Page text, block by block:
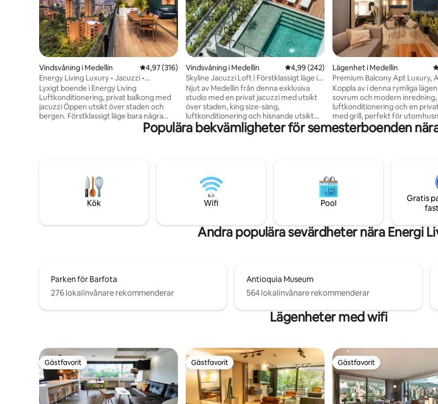
Vindsvåning i Medellín 4,97 av 5 i genomsnittligt betyg, 316 omdömen
4,97 (316)
Energy Living Luxury • Jacuzzi •
Luftkonditionering • Balkong med utsikt
Lyxigt boende i Energy Living
Luftkonditionering, privat balkong med
jacuzzi Öppen utsikt över staden och
bergen. Förstklassigt läge bara några
minuter från Provenza. Medellíns mest
distansarbete • Fönster från golv till tak •
Pool på taket med panoramautsikt •
Jacuzzi, ångbastu och gym •
Restaurang/barlounge + rumsservice •
Vindsvåning i Medellín 4,99 av 5 i genomsnittligt betyg, 242
4,99 (242)
Skyline Jacuzzi Loft | Förstklassigt läge i
Provenza
Njut av Medellín från denna exklusiva
studio med en privat jacuzzi med utsikt
över staden, king size-säng,
luftkonditionering och hisnande utsikt
över staden – den ultimata tillflyktsorten
för elegans, komfort och pulserande
tums smart-TV med Netflix,
höghastighets-Wi-Fi arbetsyta, kök,
tvättmaskin/torktumlare, gym, bastu,
pool och barer, restauranger och galleri
Lägenhet i Medellín
Premium Balcony Apt Luxury,
Fantastisk utsikt
Koppla av i denna rymliga
sovrum och modern
luftkonditionering och en
med grill, perfekt för
och avkoppling. Inbäddad i den
prestigefyllda Energy Living-
avkopplande ångbad och
Alquimista som är öppen hela
Bara en kort promenad till
stormarknad och ett livligt
fullt av härliga matställen!
Populära bekvämligheter för semesterboenden
Kök Wifi Pool
Gratis
Andra populära sevärdheter nära Energi
Parken för Barfota
276 lokalinvånare rekommenderar
Antioquia Museum
564 lokalinvånare rekommenderar
Lägenheter med wifi
Gästfavorit
Gästfavorit Gästfavorit
Gästfavorit Gästfavorit
Gästfavorit